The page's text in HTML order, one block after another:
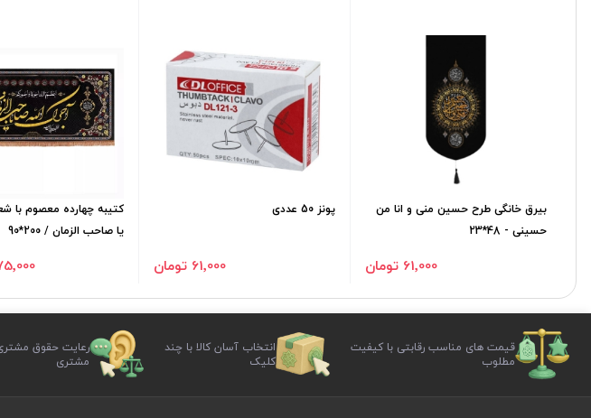
بیرق خانگی طرح حسین منی و انا من
حسینی - 48*23
61٬000 تومان
پونز 50 عددی
61٬000 تومان
کتیبه چهارده معصوم با
یا صاحب الزمان / 200*90
قیمت های مناسب رقابتی با کیفیت
مطلوب
انتخاب آسان کالا با چند
کلیک
رعایت حقوق
مشتری